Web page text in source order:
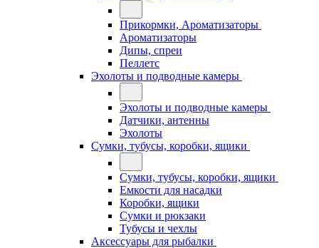
Прикормки, Ароматизаторы
Ароматизаторы
Дипы, спреи
Пеллетс
Эхолоты и подводные камеры
Эхолоты и подводные камеры
Датчики, антенны
Эхолоты
Сумки, тубусы, коробки, ящики
Сумки, тубусы, коробки, ящики
Емкости для насадки
Коробки, ящики
Сумки и рюкзаки
Тубусы и чехлы
Аксессуары для рыбалки